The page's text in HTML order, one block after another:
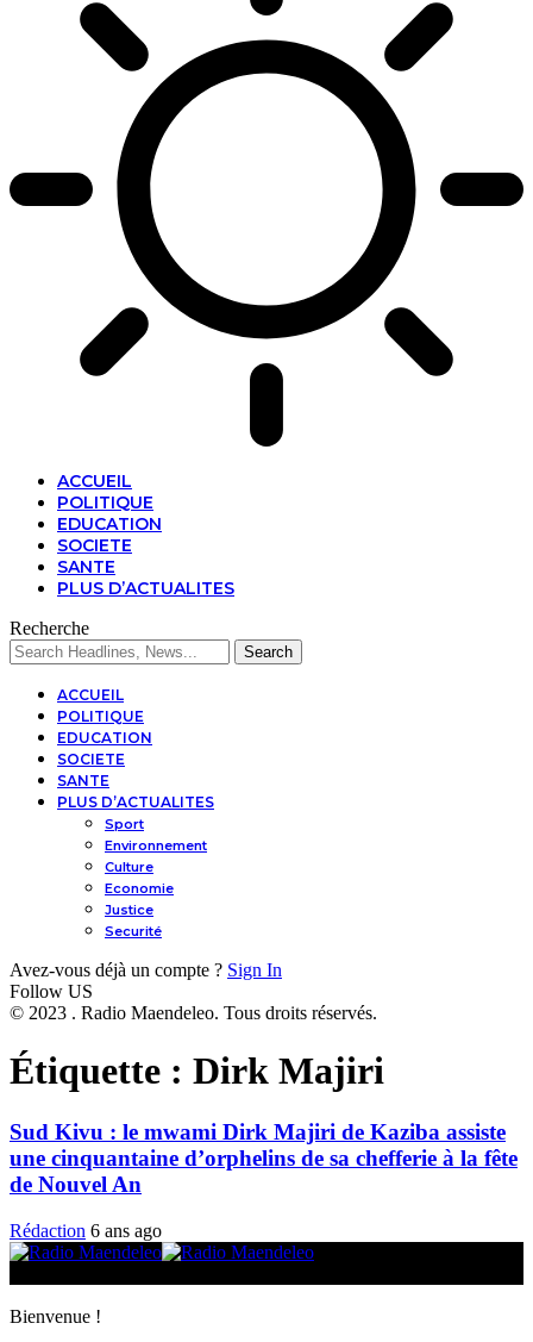
ACCUEIL
POLITIQUE
EDUCATION
SOCIETE
SANTE
PLUS D’ACTUALITES
Recherche
ACCUEIL
POLITIQUE
EDUCATION
SOCIETE
SANTE
PLUS D’ACTUALITES
Sport
Environnement
Culture
Economie
Justice
Securité
Avez-vous déjà un compte ? Sign In
Follow US
© 2023 . Radio Maendeleo. Tous droits réservés.
Étiquette : Dirk Majiri
Sud Kivu : le mwami Dirk Majiri de Kaziba assiste
une cinquantaine d’orphelins de sa chefferie à la fête
de Nouvel An
Rédaction 6 ans ago
Bienvenue !